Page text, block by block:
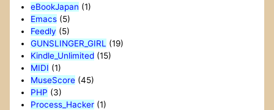
eBookJapan (1)
Emacs(5)
Feedly (5)
GUNSLINGER_GIRL
(19)
Kindle_Unlimited(15)
MIDI (1)
MuseScore(45)
PHP (3)
Process_Hacker(1)